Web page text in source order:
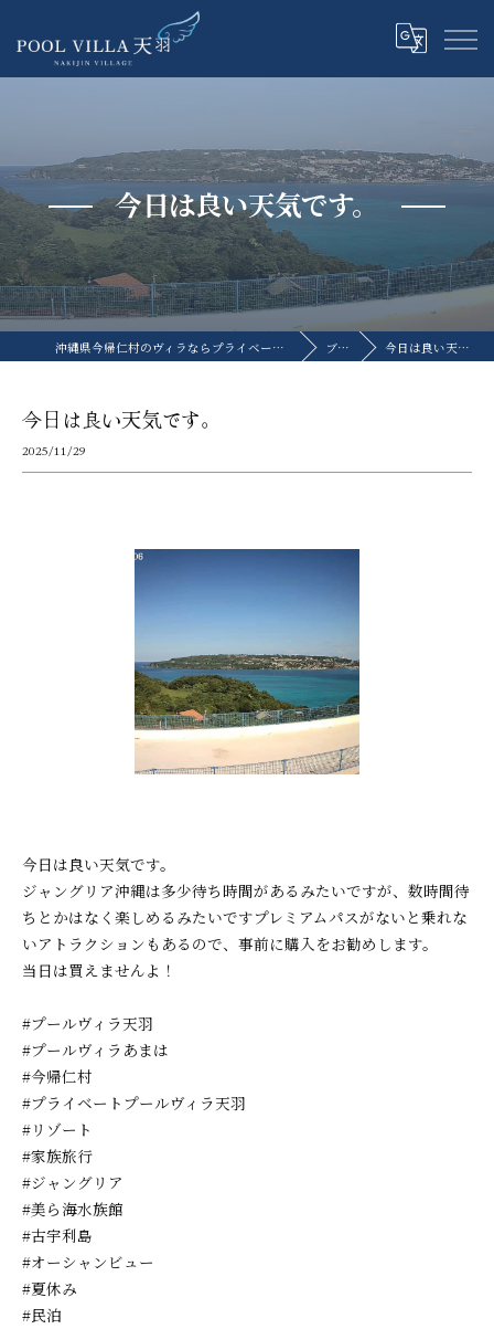
今日は良い天気です。
沖縄県今帰仁村のヴィラならプライベートプールヴィラ天羽 ブログ 今日は良い天気です。
今日は良い天気です。
2025/11/29
今日は良い天気です。
ジャングリア沖縄は多少待ち時間があるみたいですが、数時間待
ちとかはなく楽しめるみたいですプレミアムパスがないと乗れな
いアトラクションもあるので、事前に購入をお勧めします。
当日は買えませんよ！
#プールヴィラ天羽
#プールヴィラあまは
#今帰仁村
#プライベートプールヴィラ天羽
#リゾート
#家族旅行
#ジャングリア
#美ら海水族館
#古宇利島
#オーシャンビュー
#夏休み
#民泊